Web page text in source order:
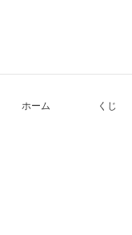
ホーム くじ